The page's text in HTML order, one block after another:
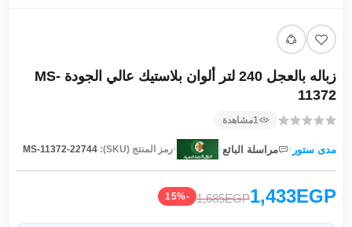
زباله بالعجل 240 لتر ألوان بلاستيك عالي الجودة MS-
11372
1مشاهدة
مدى ستور · مراسلة البائع ·
·رمز المنتج (SKU): MS-11372-22744
1,433EGP
1,685EGP
-15%